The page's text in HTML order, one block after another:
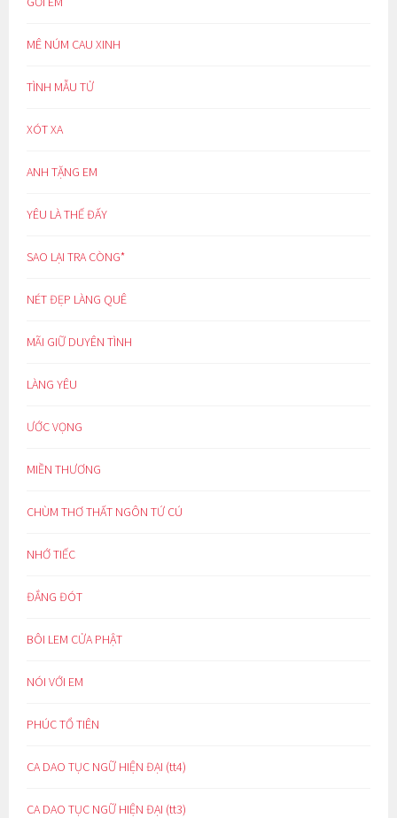
MÊ NÚM CAU XINH
TÌNH MẪU TỬ
XÓT XA
ANH TẶNG EM
YÊU LÀ THẾ ĐẤY
SAO LẠI TRA CÒNG*
NÉT ĐẸP LÀNG QUÊ
MÃI GIỮ DUYÊN TÌNH
LÀNG YÊU
ƯỚC VỌNG
MIỀN THƯƠNG
CHÙM THƠ THẤT NGÔN TỨ CÚ
NHỚ TIẾC
ĐẮNG ĐÓT
BÔI LEM CỬA PHẬT
NÓI VỚI EM
PHÚC TỔ TIÊN
CA DAO TỤC NGỮ HIỆN ĐẠI (tt4)
CA DAO TỤC NGỮ HIỆN ĐẠI (tt3)